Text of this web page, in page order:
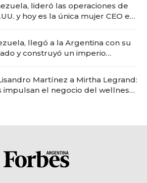
lideró las operaciones de
y hoy es la única mujer CEO en
llegó a la Argentina con su
y construyó un imperio
Martínez a Mirtha Legrand:
impulsan el negocio del wellness